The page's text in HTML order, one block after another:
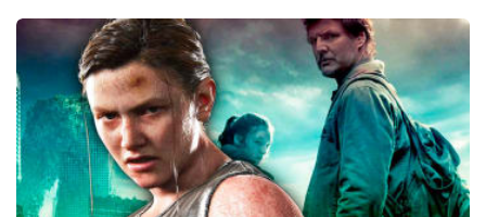
Filmy
Seriály
Hry
Cool Esport